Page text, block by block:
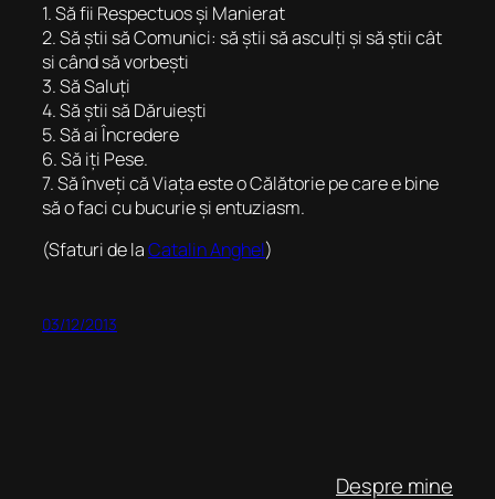
1. Să fii Respectuos și Manierat
2. Să știi să Comunici: să știi să asculți și să știi cât
si când să vorbești
3. Să Saluți
4. Să știi să Dăruiești
5. Să ai Încredere
6. Să iți Pese.
7. Să înveți că Viața este o Călătorie pe care e bine
să o faci cu bucurie și entuziasm.
(Sfaturi de laCatalin Anghel)
03/12/2013
Despre mine